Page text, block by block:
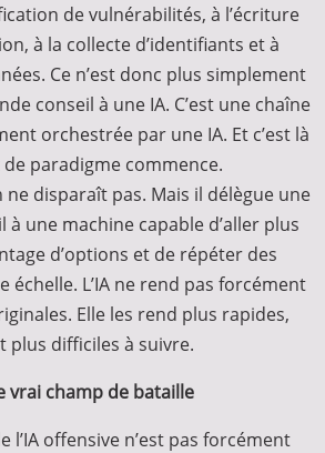
de vulnérabilités, à l’écriture
à la collecte d’identifiants et à
Ce n’est donc plus simplement
conseil à une IA. C’est une chaîne
orchestrée par une IA. Et c’est là
paradigme commence.
ne disparaît pas. Mais il délègue une
une machine capable d’aller plus
d’options et de répéter des
échelle. L’IA ne rend pas forcément
Elle les rend plus rapides,
plus difficiles à suivre.
vrai champ de bataille
l’IA offensive n’est pas forcément